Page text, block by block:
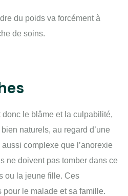
du poids va forcément à
de soins.
donc le blâme et la culpabilité,
naturels, au regard d’une
complexe que l’anorexie
ne doivent pas tomber dans ce
ou la jeune fille. Ces
pour le malade et sa famille.